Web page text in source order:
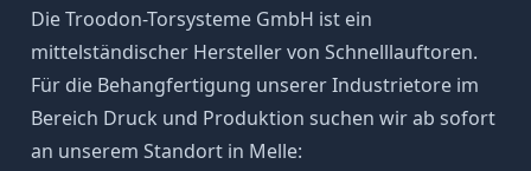
Die Troodon-Torsysteme GmbH ist ein
mittelständischer Hersteller von Schnelllauftoren.
Für die Behangfertigung unserer Industrietore im
Bereich Druck und Produktion suchen wir ab sofort
an unserem Standort in Melle: